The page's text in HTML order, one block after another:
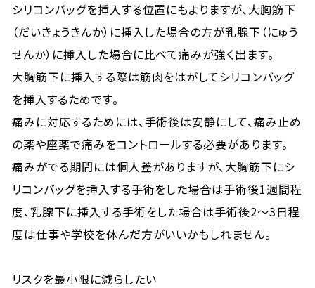
シリコンバッグを挿入する位置にもよりますが、大胸筋下
（だいきょうきんか）に挿入した場合の方が乳腺下（にゅう
せんか）に挿入した場合に比べて痛みが強く出ます。
大胸筋下に挿入する際は筋肉をはがしてシリコンバッグ
を挿入するためです。
痛みに対応するためには、手術後は安静にして、痛み止め
の薬や座薬で痛みをコントロールする必要があります。
痛みがでる期間には個人差がありますが、大胸筋下にシ
リコンバッグを挿入する手術をした場合は手術後1週間程
度、乳腺下に挿入する手術をした場合は手術後2～3日程
度は仕事や学校を休んだ方がいいかもしれません。
リスクを最小限に減らしたい